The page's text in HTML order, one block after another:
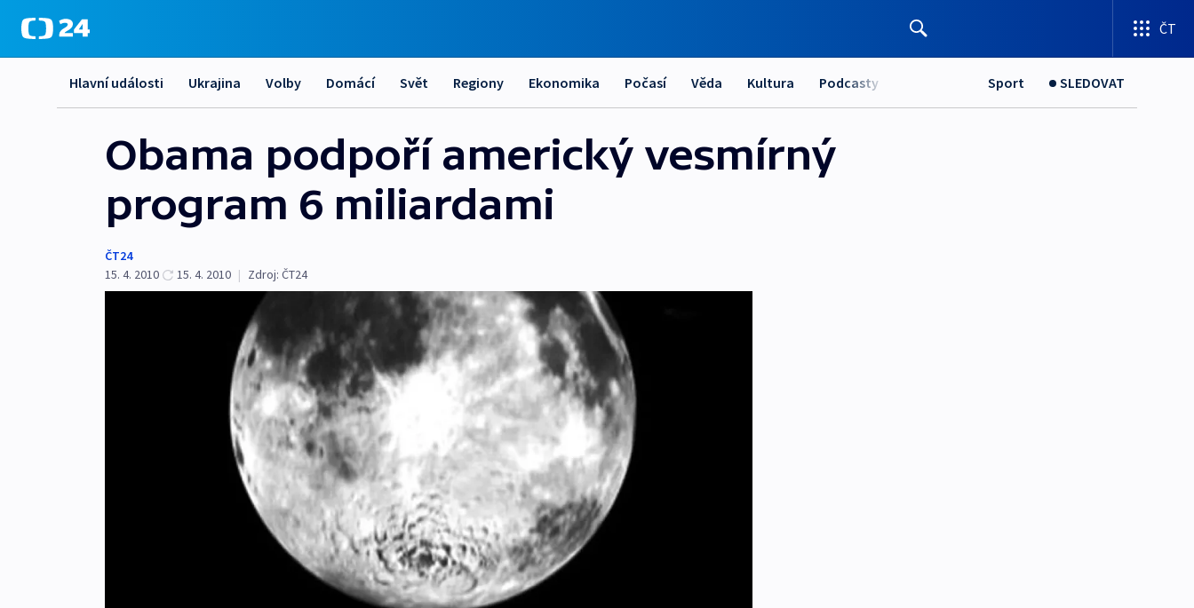
ČT
Hlavní události Ukrajina Volby Domácí Svět Regiony Ekonomika Počasí Věda Kultura Podcasty Sport SLEDOVAT
Obama podpoří americký vesmírný
program 6 miliardami
ČT24
15. 4. 2010
15. 4. 2010 | Zdroj: ČT24